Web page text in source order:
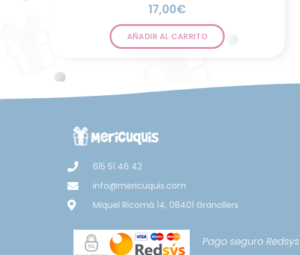
17,00€
AÑADIR AL CARRITO
615 51 46 42
info@mericuquis.com
Miquel Ricomà 14, 08401 Granollers
Pago seguroRedsys